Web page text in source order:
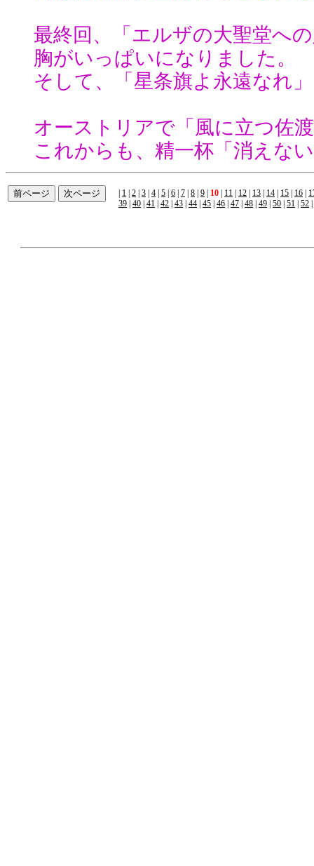
最終回、「エルザの大聖堂へ
胸がいっぱいになりました。
そして、「星条旗よ永遠なれ
オーストリアで「風に立つ佐
これからも、精一杯「消えな
1 2 3 4 5 6 7 8 9 10 11 12 13 14 15 16
39 40 41 42 43 44 45 46 47 48 49 50 51 52